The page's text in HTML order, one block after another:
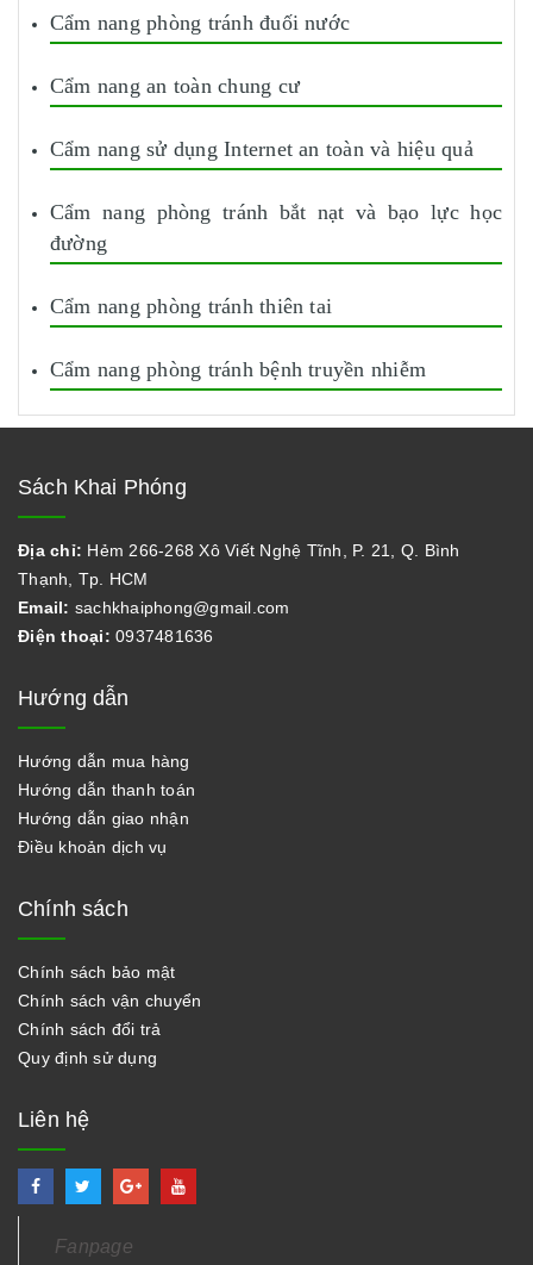
Cẩm nang phòng tránh đuối nước
Cẩm nang an toàn chung cư
Cẩm nang sử dụng Internet an toàn và hiệu quả
Cẩm nang phòng tránh bắt nạt và bạo lực học
đường
Cẩm nang phòng tránh thiên tai
Cẩm nang phòng tránh bệnh truyền nhiễm
Sách Khai Phóng
Địa chỉ: Hẻm 266-268 Xô Viết Nghệ Tĩnh, P. 21, Q. Bình
Thạnh, Tp. HCM
Email: sachkhaiphong@gmail.com
Điện thoại: 0937481636
Hướng dẫn
Hướng dẫn mua hàng
Hướng dẫn thanh toán
Hướng dẫn giao nhận
Điều khoản dịch vụ
Chính sách
Chính sách bảo mật
Chính sách vận chuyển
Chính sách đổi trả
Quy định sử dụng
Liên hệ
Fanpage